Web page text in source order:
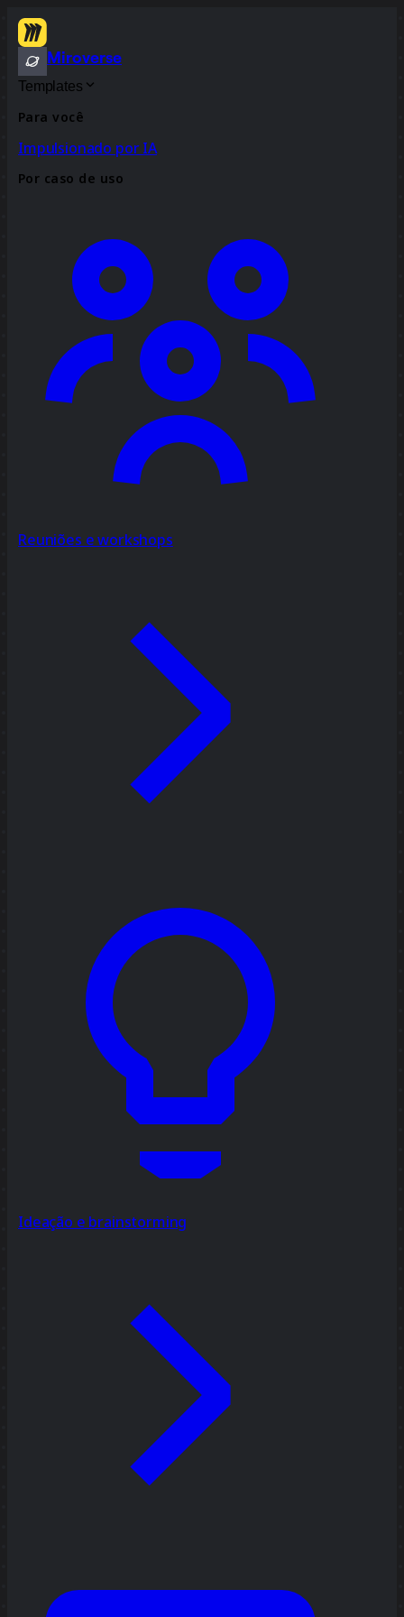
Miroverse
Templates
Para você
Impulsionado por IA
Por caso de uso
Reuniões e workshops
Ideação e brainstorming